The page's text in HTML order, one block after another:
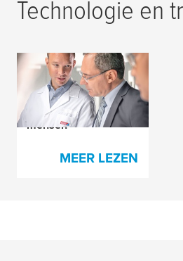
Technologie en
Allerhoogste
kwaliteitsnormen
voor producten en
mensen
MEER LEZEN